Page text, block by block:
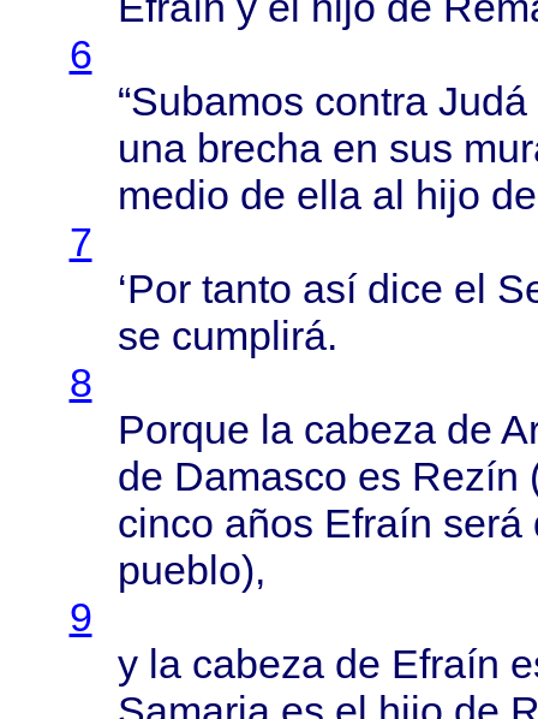
6
“Subamos contra Judá
una brechaen sus
medio de ellaal hijo
7
‘Por tanto así dice el
se cumplirá.
8
Porque la cabezade
de Damasco es Rezín
cinco años Efraín será
pueblo),
9
y la cabezade Efraín